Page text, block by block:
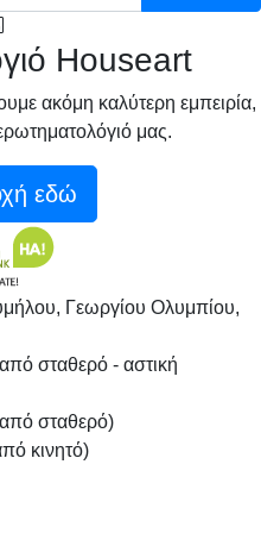
Houseart
ακόμη καλύτερη εμπειρία,
μας.
εδώ
Γεωργίου Ολυμπίου,
σταθερό - αστική
σταθερό)
κινητό)